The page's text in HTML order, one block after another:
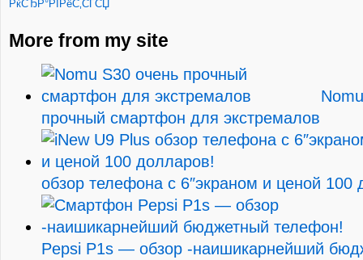
РќСЂР°РІРёС‚СЃСЏ
More from my site
прочный смартфон для экстремалов
обзор телефона с 6″экраном и ценой 100
Pepsi P1s — обзор -наишикарнейший